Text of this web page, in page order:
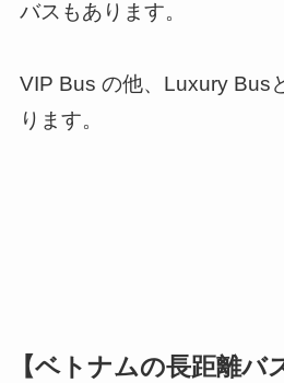
バスもあります。
VIP Bus の他、Luxury Bus
ります。
【ベトナムの長距離